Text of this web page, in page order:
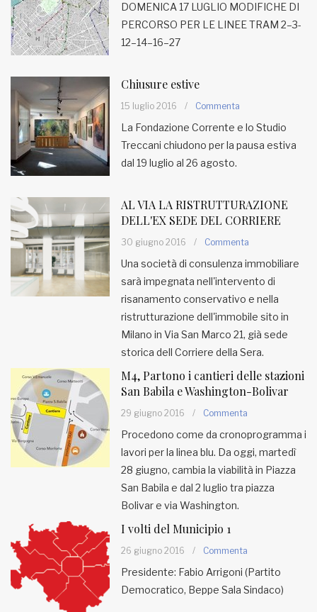
DOMENICA 17 LUGLIO MODIFICHE DI
PERCORSO PER LE LINEE TRAM 2–3-
12–14–16–27
Chiusure estive
15 luglio 2016 / Commenta
La Fondazione Corrente e lo Studio
Treccani chiudono per la pausa estiva
dal 19 luglio al 26 agosto.
AL VIA LA RISTRUTTURAZIONE
DELL'EX SEDE DEL CORRIERE
30 giugno 2016 / Commenta
Una società di consulenza immobiliare
sarà impegnata nell'intervento di
risanamento conservativo e nella
ristrutturazione dell'immobile sito in
Milano in Via San Marco 21, già sede
storica dell Corriere della Sera.
M4, Partono i cantieri delle stazioni
San Babila e Washington-Bolivar
29 giugno 2016 / Commenta
Procedono come da cronoprogramma i
lavori per la linea blu. Da oggi, martedì
28 giugno, cambia la viabilità in Piazza
San Babila e dal 2 luglio tra piazza
Bolivar e via Washington.
I volti del Municipio 1
26 giugno 2016 / Commenta
Presidente: Fabio Arrigoni (Partito
Democratico, Beppe Sala Sindaco)